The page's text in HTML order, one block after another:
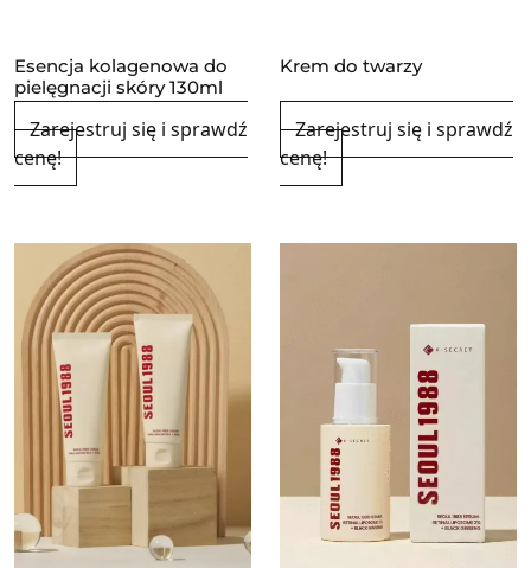
Esencja kolagenowa do
pielęgnacji skóry 130ml
Zarejestruj się i sprawdź
cenę!
Krem do twarzy
Zarejestruj się i sprawdź
cenę!